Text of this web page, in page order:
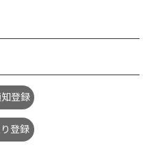
登録
登録